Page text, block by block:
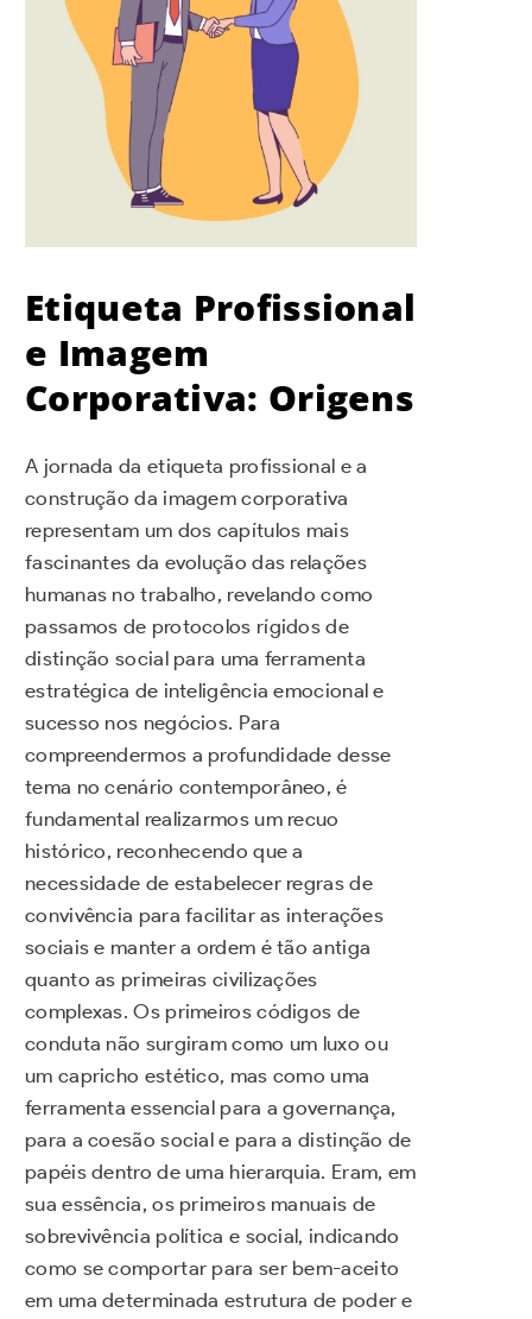
Etiqueta Profissional
e Imagem
Corporativa: Origens
A jornada da etiqueta profissional e a
construção da imagem corporativa
representam um dos capítulos mais
fascinantes da evolução das relações
humanas no trabalho, revelando como
passamos de protocolos rígidos de
distinção social para uma ferramenta
estratégica de inteligência emocional e
sucesso nos negócios. Para
compreendermos a profundidade desse
tema no cenário contemporâneo, é
fundamental realizarmos um recuo
histórico, reconhecendo que a
necessidade de estabelecer regras de
convivência para facilitar as interações
sociais e manter a ordem é tão antiga
quanto as primeiras civilizações
complexas. Os primeiros códigos de
conduta não surgiram como um luxo ou
um capricho estético, mas como uma
ferramenta essencial para a governança,
para a coesão social e para a distinção de
papéis dentro de uma hierarquia. Eram, em
sua essência, os primeiros manuais de
sobrevivência política e social, indicando
como se comportar para ser bem-aceito
em uma determinada estrutura de poder e